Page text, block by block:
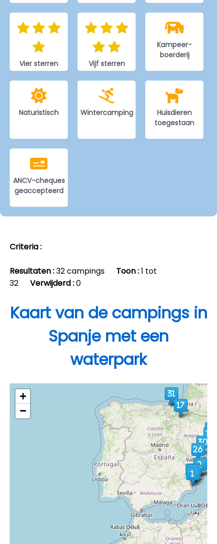
Vier sterren Vijf sterren
Kampeer-
boerderij
Naturistisch Wintercamping
Huisdieren
toegestaan
ANCV-cheques
geaccepteerd
Criteria :
Resultaten :32 campings Toon :1 tot
32 Verwijderd :0
Kaart van de campings in
Spanje met een
waterpark
+
−